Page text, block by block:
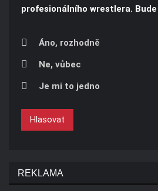
profesionálního wrestlera.
Áno, rozhodně
Ne, vůbec
Je mi to jedno
Hlasovat
REKLAMA